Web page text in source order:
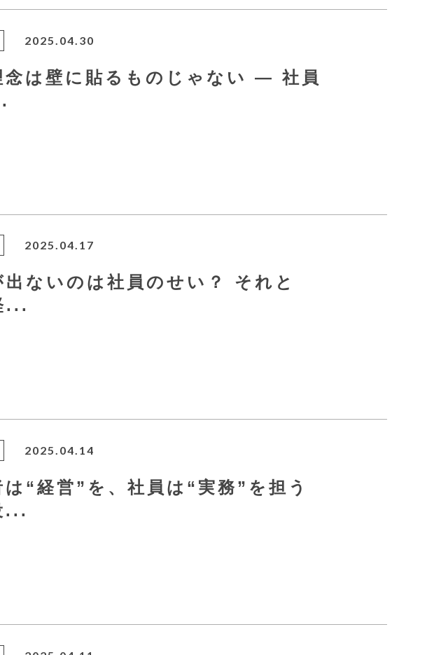
2025.04.30
念は壁に貼るものじゃない ― 社員
2025.04.17
出ないのは社員のせい？ それと
...
2025.04.14
は“経営”を、社員は“実務”を担う